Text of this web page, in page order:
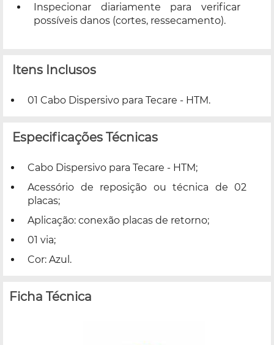
Inspecionar diariamente para verificar
possíveis danos (cortes, ressecamento).
Itens Inclusos
01 Cabo Dispersivo para Tecare - HTM.
Especificações Técnicas
Cabo Dispersivo para Tecare - HTM;
Acessório de reposição ou técnica de 02
placas;
Aplicação: conexão placas de retorno;
01 via;
Cor: Azul.
Ficha Técnica